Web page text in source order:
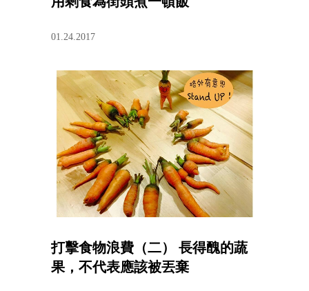
01.24.2017
打擊食物浪費（二） 長得醜的蔬
果，不代表應該被丟棄